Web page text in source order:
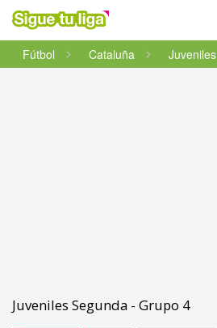
Fútbol
Cataluña Juveniles
Juveniles Segunda - Grupo 4